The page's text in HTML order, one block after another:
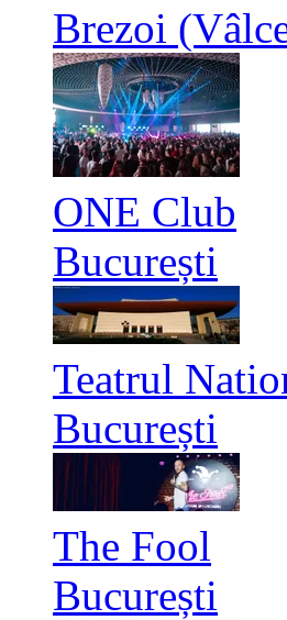
Brezoi
ONE Club
București
Teatrul
București
The Fool
București